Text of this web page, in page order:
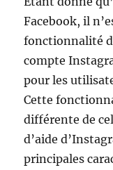
Facebook, il
fonctionnalité
compte
pour les
Cette
différente de
d’aide
principales